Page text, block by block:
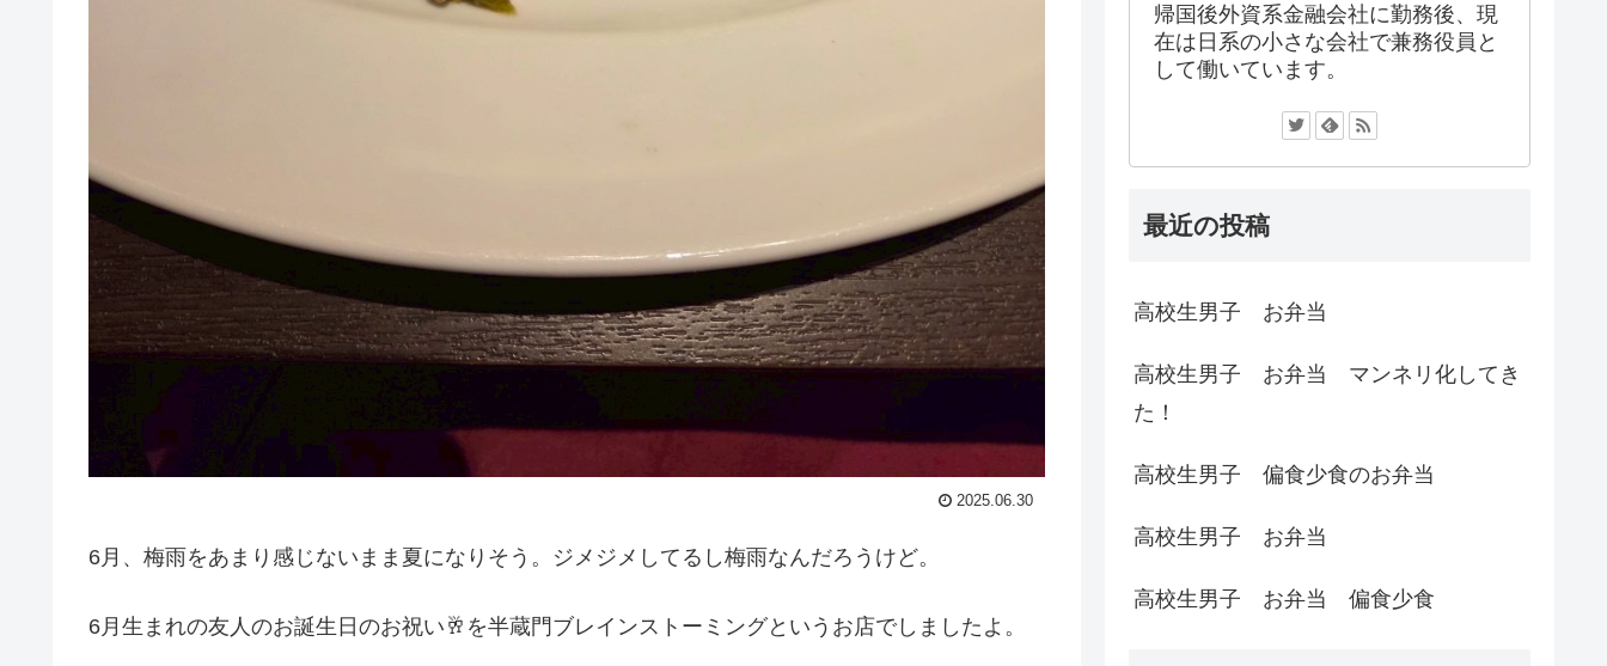
2025.06.30
6月、梅雨をあまり感じないまま夏になりそう。ジメジメしてるし梅雨なんだろうけど。
6月生まれの友人のお誕生日のお祝い🥂を半蔵門ブレインストーミングというお店でしましたよ。
帰国後外資系金融会社に勤務後、現
在は日系の小さな会社で兼務役員と
して働いています。
最近の投稿
高校生男子 お弁当
高校生男子 お弁当 マンネリ化してき
た！
高校生男子 偏食少食のお弁当
高校生男子 お弁当
高校生男子 お弁当 偏食少食